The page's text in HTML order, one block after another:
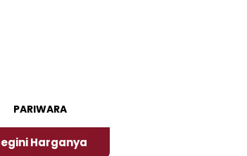
PARIWARA
‎Nasirun Maestro Lukis Pemadu